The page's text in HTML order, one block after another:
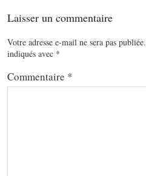
Laisser un commentaire
Votre adresse e-mail ne sera pas publiée.
indiqués avec *
Commentaire *